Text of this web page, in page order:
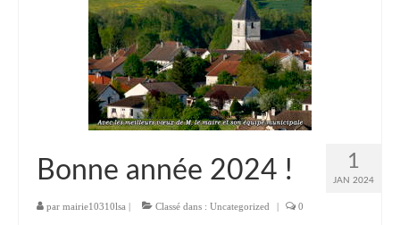
1
JAN 2024
Bonne année 2024 !
par mairie10310lsa Classé dans : Uncategorized 0